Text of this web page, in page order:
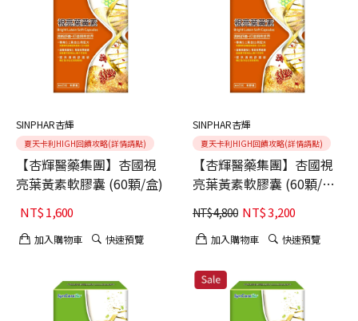
SINPHAR杏輝
夏天卡利HIGH回饋攻略(詳情請點)
【杏輝醫藥集團】杏國視
亮葉黃素軟膠囊 (60顆/盒)
NT$1,600
加入購物車 快速預覽
SINPHAR杏輝
夏天卡利HIGH回饋攻略(詳情請點)
【杏輝醫藥集團】杏國視
亮葉黃素軟膠囊 (60顆/盒)
(父親節活動買二贈一共3
入)
NT$4,800 NT$3,200
加入購物車 快速預覽